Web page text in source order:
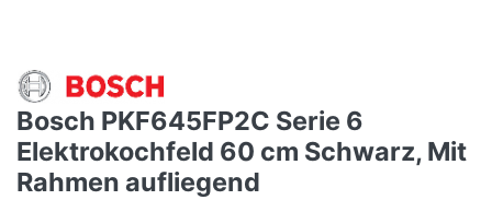
Bosch PKF645FP2C Serie 6
Elektrokochfeld 60 cm Schwarz, Mit
Rahmen aufliegend